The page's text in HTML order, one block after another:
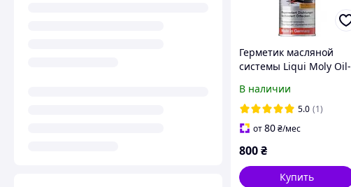
Герметик масляной
системы Liqui Moly Oil-
В наличии
5.0 (1)
от80₴/мес
800₴
Купить